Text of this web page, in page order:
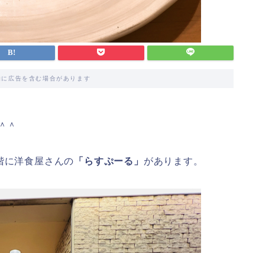
広告を含む場合があります
＾
に洋食屋さんの 「らすぷーる」 があります。